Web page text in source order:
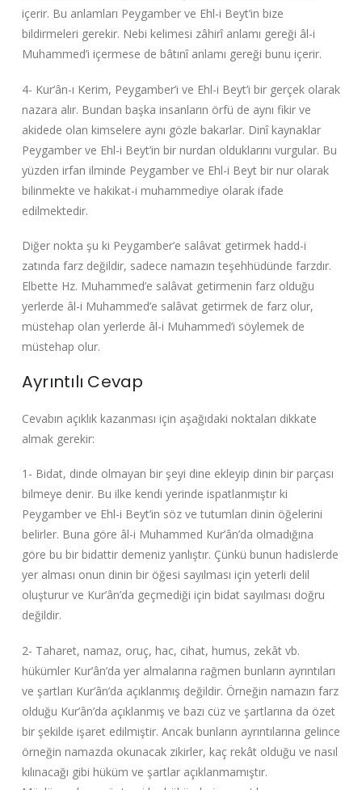
içerir. Bu anlamları Peygamber ve Ehl-i Beyt’in bize
bildirmeleri gerekir. Nebi kelimesi zâhirî anlamı gereği âl-i
Muhammed’i içermese de bâtınî anlamı gereği bunu içerir.
4- Kur’ân-ı Kerim, Peygamber’i ve Ehl-i Beyt’i bir gerçek olarak
nazara alır. Bundan başka insanların örfü de aynı fikir ve
akidede olan kimselere aynı gözle bakarlar. Dinî kaynaklar
Peygamber ve Ehl-i Beyt’in bir nurdan olduklarını vurgular. Bu
yüzden irfan ilminde Peygamber ve Ehl-i Beyt bir nur olarak
bilinmekte ve hakikat-i muhammediye olarak ifade
edilmektedir.
Diğer nokta şu ki Peygamber’e salâvat getirmek hadd-i
zatında farz değildir, sadece namazın teşehhüdünde farzdır.
Elbette Hz. Muhammed’e salâvat getirmenin farz olduğu
yerlerde âl-i Muhammed’e salâvat getirmek de farz olur,
müstehap olan yerlerde âl-i Muhammed’i söylemek de
müstehap olur.
Ayrıntılı Cevap
Cevabın açıklık kazanması için aşağıdaki noktaları dikkate
almak gerekir:
1- Bidat, dinde olmayan bir şeyi dine ekleyip dinin bir parçası
bilmeye denir. Bu ilke kendi yerinde ispatlanmıştır ki
Peygamber ve Ehl-i Beyt’in söz ve tutumları dinin öğelerini
belirler. Buna göre âl-i Muhammed Kur’ân’da olmadığına
göre bu bir bidattir demeniz yanlıştır. Çünkü bunun hadislerde
yer alması onun dinin bir öğesi sayılması için yeterli delil
oluşturur ve Kur’ân’da geçmediği için bidat sayılması doğru
değildir.
2- Taharet, namaz, oruç, hac, cihat, humus, zekât vb.
hükümler Kur’ân’da yer almalarına rağmen bunların ayrıntıları
ve şartları Kur’ân’da açıklanmış değildir. Örneğin namazın farz
olduğu Kur’ân’da açıklanmış ve bazı cüz ve şartlarına da özet
bir şekilde işaret edilmiştir. Ancak bunların ayrıntılarına gelince
örneğin namazda okunacak zikirler, kaç rekât olduğu ve nasıl
kılınacağı gibi hüküm ve şartlar açıklanmamıştır.